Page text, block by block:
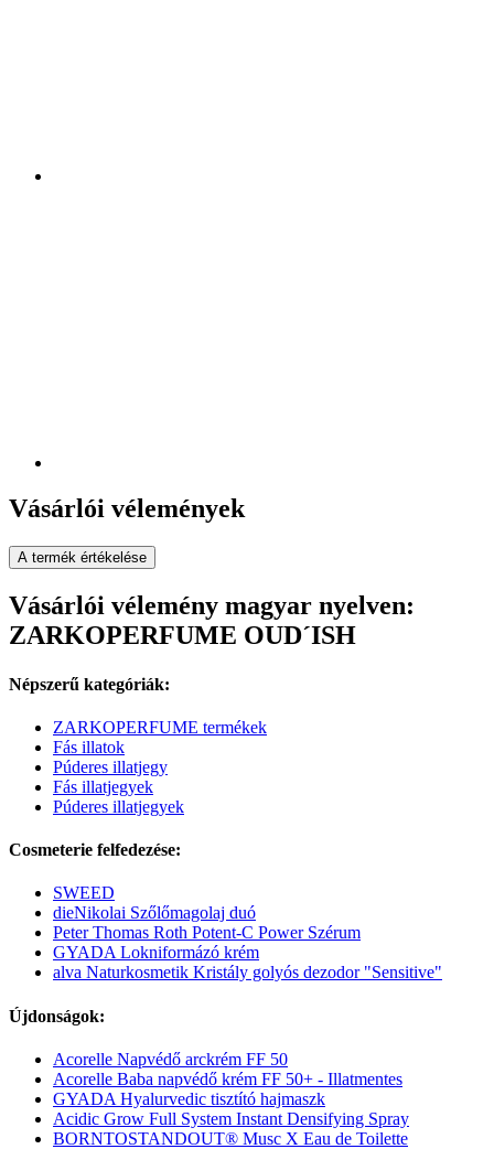
Vásárlói vélemények
A termék értékelése
Vásárlói vélemény magyar nyelven:
ZARKOPERFUME OUD´ISH
Népszerű kategóriák:
ZARKOPERFUME termékek
Fás illatok
Púderes illatjegy
Fás illatjegyek
Púderes illatjegyek
Cosmeterie felfedezése:
SWEED
dieNikolai Szőlőmagolaj duó
Peter Thomas Roth Potent-C Power Szérum
GYADA Lokniformázó krém
alva Naturkosmetik Kristály golyós dezodor "Sensitive"
Újdonságok:
Acorelle Napvédő arckrém FF 50
Acorelle Baba napvédő krém FF 50+ - Illatmentes
GYADA Hyalurvedic tisztító hajmaszk
Acidic Grow Full System Instant Densifying Spray
BORNTOSTANDOUT® Musc X Eau de Toilette